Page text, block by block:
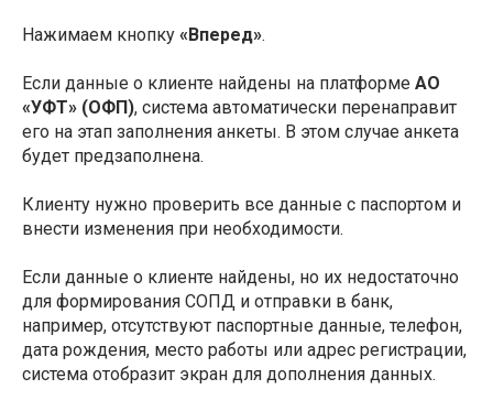
Нажимаем кнопку «Вперед».
Если данные о клиенте найдены на платформе АО
«УФТ» (ОФП), система автоматически перенаправит
его на этап заполнения анкеты. В этом случае анкета
будет предзаполнена.
Клиенту нужно проверить все данные с паспортом и
внести изменения при необходимости.
Если данные о клиенте найдены, но их недостаточно
для формирования СОПД и отправки в банк,
например, отсутствуют паспортные данные, телефон,
дата рождения, место работы или адрес регистрации,
система отобразит экран для дополнения данных.